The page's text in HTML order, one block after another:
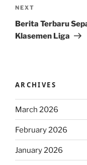
Next
Post
NEXT
Berita Terbaru
Klasemen Liga
ARCHIVES
March 2026
February 2026
January 2026